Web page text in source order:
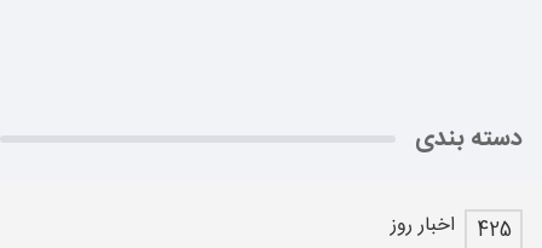
دسته بندی
اخبار روز
425